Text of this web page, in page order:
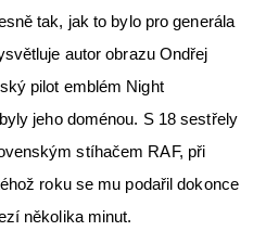
tak, jak to bylo pro generála
autor obrazu Ondřej
pilot emblém Night
jeho doménou. S 18 sestřely
stíhačem RAF, při
roku se mu podařil dokonce
několika minut.